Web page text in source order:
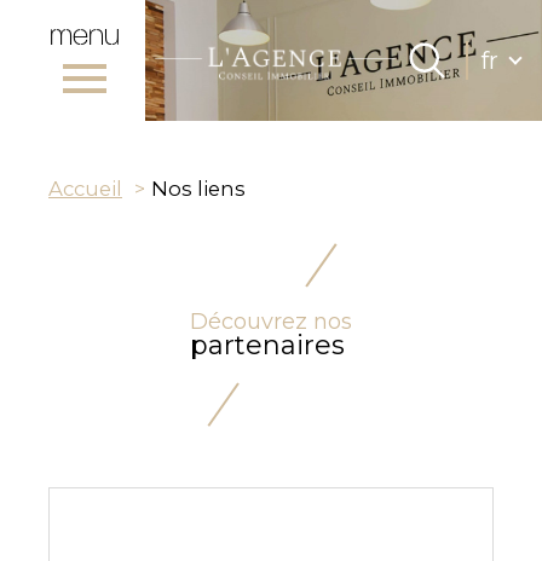
menu
fr
Accueil 0 Langue
fr
Accueil Nos liens
Découvrez nos
partenaires